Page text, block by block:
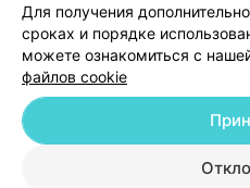
© 2026 ООО «Артокс Лаб», УНП
Для получения
сроках и порядке
можете ознакомиться с
файлов cookie